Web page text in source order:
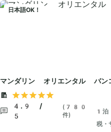
日本語OK！
マンダリン オリエンタル バン
4.9 /
5
(780
件)
1泊
税